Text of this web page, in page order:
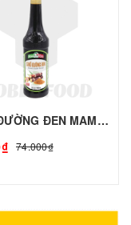
SIRO ĐƯỜNG ĐEN MAMA ROSA - 700ml | Siro Syrup Làm Trà Trái Cây, Trà Sữa - TOBEE FOOD
74.000₫